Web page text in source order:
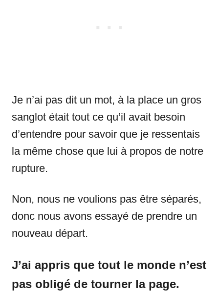
Je n’ai pas dit un mot, à la place un gros
sanglot était tout ce qu’il avait besoin
d’entendre pour savoir que je ressentais
la même chose que lui à propos de notre
rupture.
Non, nous ne voulions pas être séparés,
donc nous avons essayé de prendre un
nouveau départ.
J’ai appris que tout le monde n’est
pas obligé de tourner la page.